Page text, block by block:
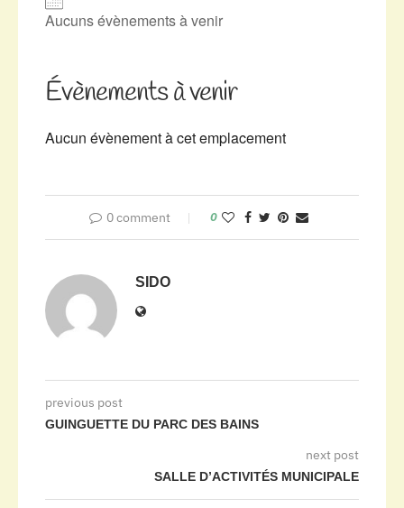
Aucuns évènements à venir
Évènements à venir
Aucun évènement à cet emplacement
0 comment 0
SIDO
previous post
GUINGUETTE DU PARC DES BAINS
next post
SALLE D’ACTIVITÉS MUNICIPALE